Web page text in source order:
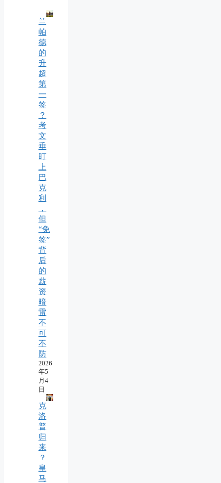
兰
帕
德
的
升
超
第
一
签
？
考
文
垂
盯
上
巴
克
利
，
但
“免
签”
背
后
的
薪
资
暗
雷
不
可
不
防
2026
年5
月4
日
克
洛
普
归
来
？
皇
马